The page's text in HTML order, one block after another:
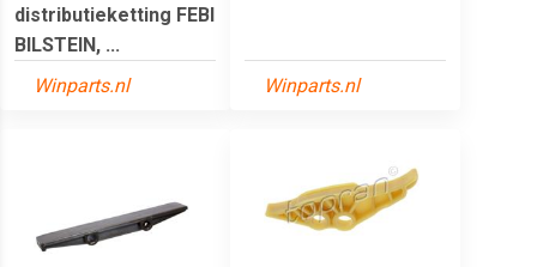
distributieketting FEBI
BILSTEIN, ...
Winparts.nl
Winparts.nl